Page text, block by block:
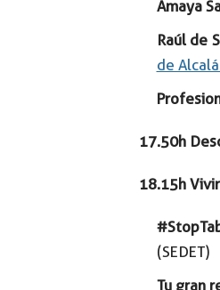
Amaya
Raúl de
de
17.50h
18.15h
(SEDET)
Tu gran